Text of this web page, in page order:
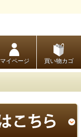
マイページ 買い物カゴ